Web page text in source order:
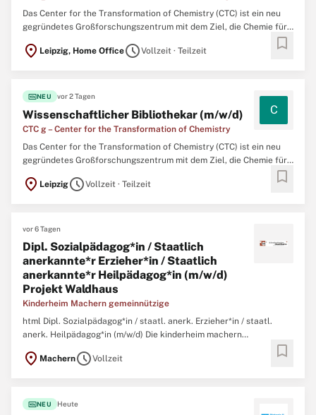
Das Center for the Transformation of Chemistry (CTC) ist ein neu
gegründetes Großforschungszentrum mit dem Ziel, die Chemie für
eine nachhaltige und kreislauforientierte Zukunft neu zu denken.
Mit einer langfristigen Förderung von Bund und Ländern entsteht in
location_on Leipzig, Home OfficescheduleVollzeit · Teilzeit bookmark
fiber_newNEU vor 2 Tagen
Wissenschaftlicher Bibliothekar (m/w/d)
CTC g – Center for the Transformation of Chemistry
C
Das Center for the Transformation of Chemistry (CTC) ist ein neu
gegründetes Großforschungszentrum mit dem Ziel, die Chemie für
eine nachhaltige und kreislauforientierte Zukunft neu zu denken.
Mit einer langfristigen Förderung von Bund und Ländern entsteht in
location_on LeipzigscheduleVollzeit · Teilzeit bookmark
vor 6 Tagen
Dipl. Sozialpädagog*in / Staatlich
anerkannte*r Erzieher*in / Staatlich
anerkannte*r Heilpädagog*in (m/w/d)
Projekt Waldhaus
Kinderheim Machern gemeinnützige
html Dipl. Sozialpädagog*in / staatl. anerk. Erzieher*in / staatl.
anerk. Heilpädagog*in (m/w/d) Die kinderheim machern
Jugendhilfeträger mit verschiedenen Standorten in der Region
location_on MachernscheduleVollzeit bookmark
fiber_newNEU Heute